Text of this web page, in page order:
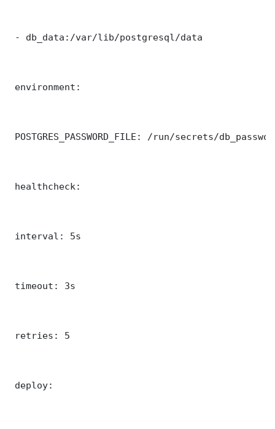
- db_data:/var/lib/postgresql/data
environment:
POSTGRES_PASSWORD_FILE: /run/secrets/
healthcheck:
interval: 5s
timeout: 3s
retries: 5
deploy: